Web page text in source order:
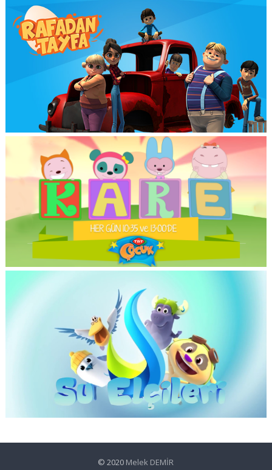
© 2020 Melek DEMİR